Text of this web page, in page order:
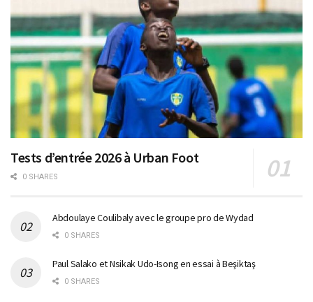
Tests d’entrée 2026 à Urban Foot
0 SHARES
Abdoulaye Coulibaly avec le groupe pro de Wydad
0 SHARES
Paul Salako et Nsikak Udo-Isong en essai à Beşiktaş
0 SHARES